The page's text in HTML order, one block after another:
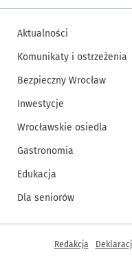
Aktualności
Komunikaty i ostrzeżenia
Bezpieczny Wrocław
Inwestycje
Wrocławskie osiedla
Gastronomia
Edukacja
Dla seniorów
Inne informacje
Redakcja